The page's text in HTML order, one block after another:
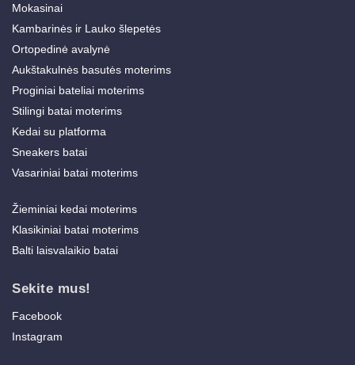
Mokasinai
Kambarinės ir Lauko šlepetės
Ortopedinė avalynė
Aukštakulnės basutės moterims
Proginiai bateliai moterims
Stilingi batai moterims
Kedai su platforma
Sneakers batai
Vasariniai batai moterims
Žieminiai kedai moterims
Klasikiniai batai moterims
Balti laisvalaikio batai
Sekite mus!
Facebook
Instagram